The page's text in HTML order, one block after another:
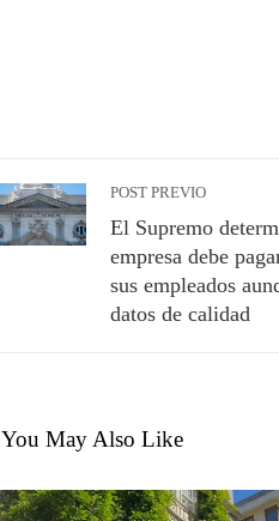
POST PREVIO
El Supremo
empresa debe
sus empleados
datos de calidad
You May Also Like